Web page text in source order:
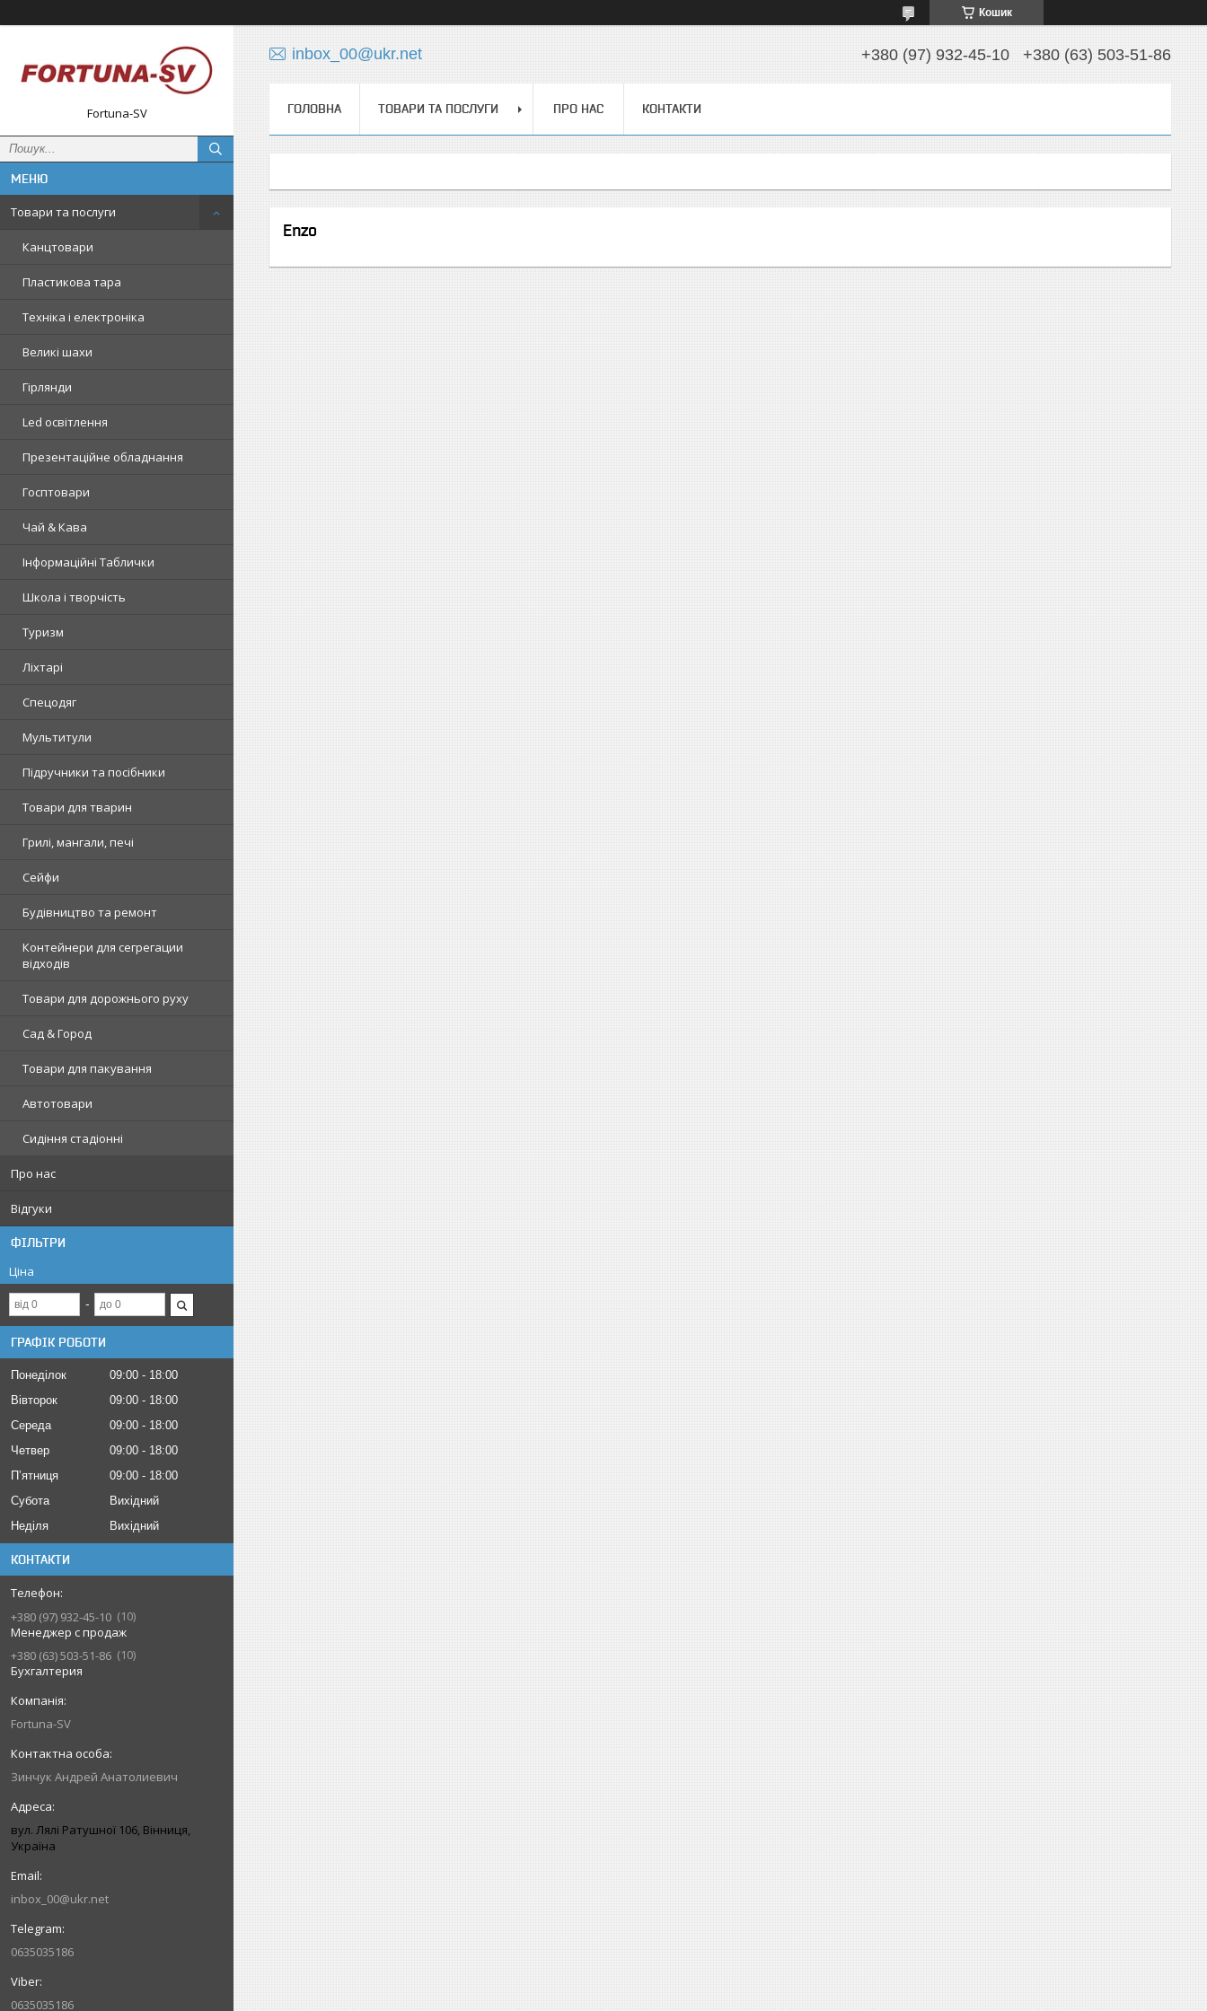
Кошик
Fortuna-SV
Товари та послуги
Канцтовари
Пластикова тара
Техніка і електроніка
Великі шахи
Гірлянди
Led освітлення
Презентаційне обладнання
Госптовари
Чай & Кава
Інформаційні Таблички
Школа і творчість
Туризм
Ліхтарі
Спецодяг
Мультитули
Підручники та посібники
Товари для тварин
Грилі, мангали, печі
Сейфи
Будівництво та ремонт
Контейнери для сегрегации
відходів
Товари для дорожнього руху
Сад & Город
Товари для пакування
Автотовари
Сидіння стадіонні
Про нас
Відгуки
ФІЛЬТРИ
Ціна
ГРАФІК РОБОТИ
Понеділок 09:00
18:00
Вівторок
09:00
18:00
Середа
09:00
18:00
Четвер
09:00
18:00
Пʼятниця
09:00
18:00
Субота
Вихідний
Неділя
Вихідний
КОНТАКТИ
+380 (97) 932-45-10
10
Менеджер с продаж
+380 (63) 503-51-86
10
Бухгалтерия
Fortuna-SV
Зинчук Андрей Анатолиевич
вул. Лялі Ратушної 106, Вінниця,
Україна
inbox_00@ukr.net
0635035186
0635035186
inbox_00@ukr.net +380 (97) 932-45-10 +380 (63) 503-51-86
ГОЛОВНА ТОВАРИ ТА ПОСЛУГИ ПРО НАС КОНТАКТИ
Enzo